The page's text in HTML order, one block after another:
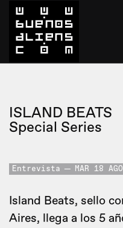
ISLAND BEATS
Special Series
Entrevista MAR 18
Island Beats, sello
Aires, llega a los 5